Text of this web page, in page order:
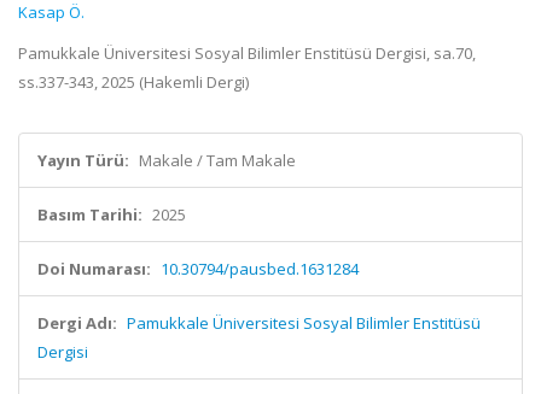
Kasap Ö.
Pamukkale Üniversitesi Sosyal Bilimler Enstitüsü Dergisi, sa.70,
ss.337-343, 2025 (Hakemli Dergi)
Yayın Türü: Makale / Tam Makale
Basım Tarihi: 2025
Doi Numarası: 10.30794/pausbed.1631284
Dergi Adı: Pamukkale Üniversitesi Sosyal Bilimler Enstitüsü
Dergisi